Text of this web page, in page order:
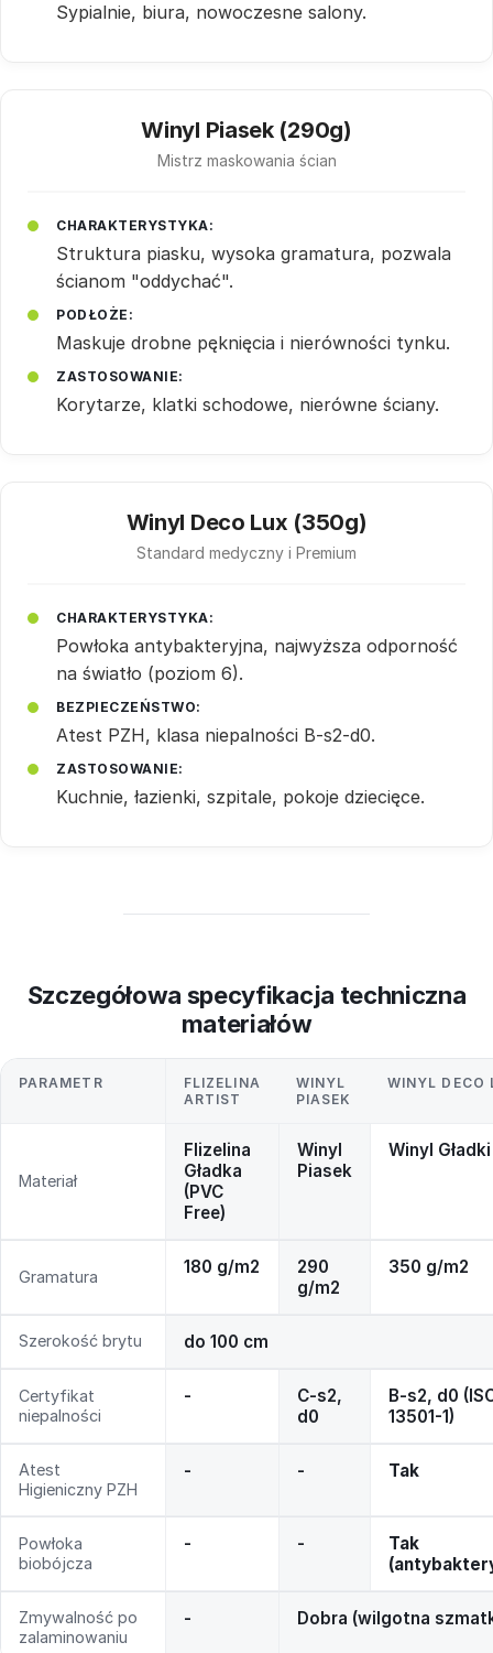
Sypialnie, biura, nowoczesne salony.
Winyl Piasek (290g)
Mistrz maskowania ścian
CHARAKTERYSTYKA:
Struktura piasku, wysoka gramatura, pozwala
ścianom "oddychać".
PODŁOŻE:
Maskuje drobne pęknięcia i nierówności tynku.
ZASTOSOWANIE:
Korytarze, klatki schodowe, nierówne ściany.
Winyl Deco Lux (350g)
Standard medyczny i Premium
CHARAKTERYSTYKA:
Powłoka antybakteryjna, najwyższa odporność
na światło (poziom 6).
BEZPIECZEŃSTWO:
Atest PZH, klasa niepalności B-s2-d0.
ZASTOSOWANIE:
Kuchnie, łazienki, szpitale, pokoje dziecięce.
Szczegółowa specyfikacja techniczna
materiałów
PARAMETR
FLIZELINA
ARTIST
WINYL
PIASEK
WINYL DECO
Materiał
Flizelina
Gładka
(PVC
Free)
Winyl
Piasek
Winyl Gładki
Gramatura 180 g/m2
290
g/m2
350 g/m2
Szerokość brytu do 100 cm
Certyfikat
niepalności
-
C-s2,
d0
B-s2, d0
13501-1)
Atest
Higieniczny PZH
- - Tak
Powłoka
biobójcza
- -
Tak
Zmywalność po
zalaminowaniu
- Dobra (wilgotna